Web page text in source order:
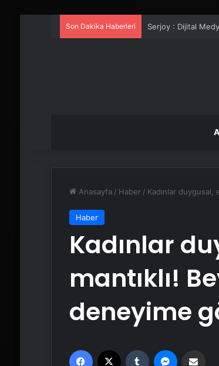
Son Dakika Haberleri UETDS Nedir ?
Anasayfa / Haber / Kadınlar
Haber
Kadınlar
mantıklı!
deneyime
Facebook Tumblr